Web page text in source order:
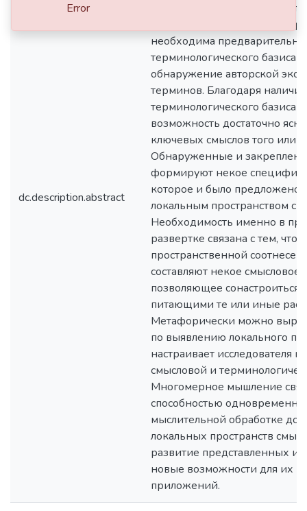
dc.description.abstract
тесно связанных друг с
соответствующих
необходима
терминологического базиса
обнаружение авторской
терминов. Благодаря
терминологического базиса и
возможность достаточно
ключевых смыслов того или
Обнаруженные и
формируют некое
которое и было предложено
локальным пространством
Необходимость именно в
развертке связана с тем, что
пространственной
составляют некое смысловое
позволяющее сонастроиться
питающими те или иные
Метафорически можно
по выявлению локального
настраивает исследователя
смысловой и
Многомерное мышление
способностью
мыслительной обработке
локальных пространств
развитие представленных
новые возможности для их
приложений.
Error